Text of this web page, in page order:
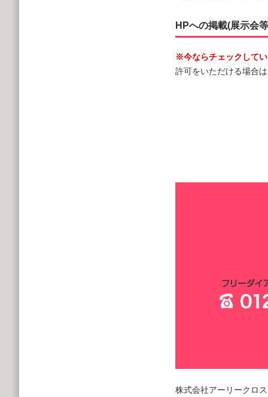
HPへの掲載(展示会
※今ならチェックして
許可をいただける場合
株式会社アーリークロ